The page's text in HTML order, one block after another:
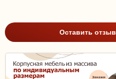
Оставить отзыв